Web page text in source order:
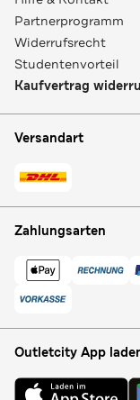
Partnerprogramm
Widerrufsrecht
Studentenvorteil
Kaufvertrag
Versandart
Zahlungsarten
Outletcity App